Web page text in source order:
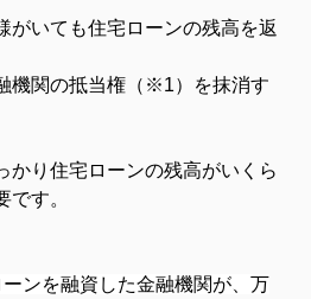
がいても住宅ローンの残高を返
機関の抵当権（※1）を抹消す
かり住宅ローンの残高がいくら
す。
ンを融資した金融機関が、万